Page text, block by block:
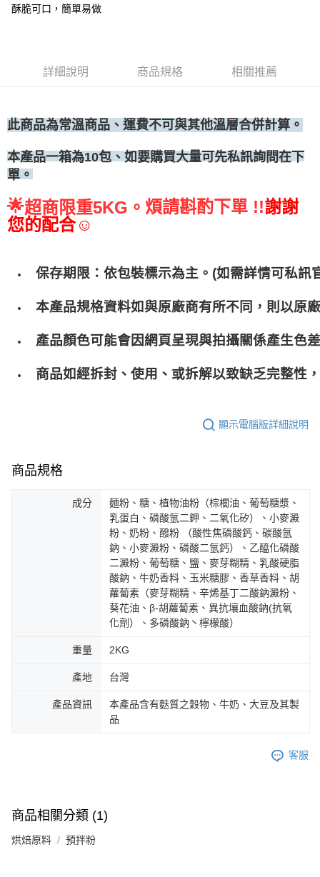
酥脆可口，簡單易做
詳細說明 商品規格 相關推薦
此商品為常溫商品、運費不可與其他溫層合併計算。
本產品一箱為10包、 如要購買大量可先私訊詢問在下
單。
🌟超商限重5KG。 煩請斟酌下單 !!謝謝
您的配合☺
保存期限：依包裝標示為主。(如需詳情可私訊
本產品規格資料如與原廠商有所不同，則以原
產品顏色可能會因網頁呈現與拍攝關係產生色
商品如經拆封、使用、或拆解以致缺乏完整性
顯示電腦版詳細說明
商品規格
成分
麵粉、糖、植物油粉（棕櫚油、葡萄糖漿、
乳蛋白、磷酸氫二鉀、二氧化矽）、小麥澱
粉、奶粉、醱粉 （酸性焦磷酸鈣、碳酸氫
鈉、小麥澱粉、磷酸二氫鈣）、乙醯化磷酸
二澱粉、葡萄糖、鹽、麥芽糊精、乳酸硬脂
酸鈉、牛奶香料、玉米糖膠、香草香料、胡
蘿蔔素（麥芽糊精、辛烯基丁二酸鈉澱粉、
葵花油、β-胡蘿蔔素、異抗壤血酸鈉(抗氧
化劑）、多磷酸鈉丶檸檬酸）
重量 2KG
產地 台灣
產品資訊
本產品含有麩質之穀物、牛奶、大豆及其製
品
客服
商品相關分類 (1)
烘焙原料 預拌粉